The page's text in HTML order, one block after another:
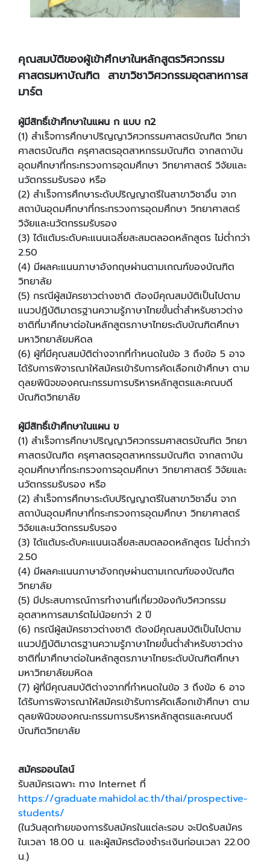
คุณสมบัติของผู้เข้าศึกษาในหลักสูตรวิศวกรรม
ศาสตรมหาบัณฑิต สาขาวิชาวิศวกรรมอุตสาหการส
มาร์ต
ผู้มีสิทธิ์เข้าศึกษาในแผน ก แบบ ก2
(1) สำเร็จการศึกษาปริญญาวิศวกรรมศาสตรบัณฑิต วิทยา
ศาสตรบัณฑิต ครุศาสตรอุตสาหกรรมบัณฑิต จากสถาบัน
อุดมศึกษาที่กระทรวงการอุดมศึกษา วิทยาศาสตร์ วิจัยและ
นวัตกรรมรับรอง หรือ
(2) สำเร็จการศึกษาระดับปริญญาตรีในสาขาวิชาอื่น จาก
สถาบันอุดมศึกษาที่กระทรวงการอุดมศึกษา วิทยาศาสตร์
วิจัยและนวัตกรรมรับรอง
(3) ได้แต้มระดับคะแนนเฉลี่ยสะสมตลอดหลักสูตร ไม่ต่ำกว่า
2.50
(4) มีผลคะแนนภาษาอังกฤษผ่านตามเกณฑ์ของบัณฑิต
วิทยาลัย
(5) กรณีผู้สมัครชาวต่างชาติ ต้องมีคุณสมบัติเป็นไปตาม
แนวปฏิบัติมาตรฐานความรู้ภาษาไทยขั้นต่ำสำหรับชาวต่าง
ชาติที่มาศึกษาต่อในหลักสูตรภาษาไทยระดับบัณฑิตศึกษา
มหาวิทยาลัยมหิดล
(6) ผู้ที่มีคุณสมบัติต่างจากที่กำหนดในข้อ 3 ถึงข้อ 5 อาจ
ได้รับการพิจารณาให้สมัครเข้ารับการคัดเลือกเข้าศึกษา ตาม
ดุลยพินิจของคณะกรรมการบริหารหลักสูตรและคณบดี
บัณฑิตวิทยาลัย
ผู้มีสิทธิ์เข้าศึกษาในแผน ข
(1) สำเร็จการศึกษาปริญญาวิศวกรรมศาสตรบัณฑิต วิทยา
ศาสตรบัณฑิต ครุศาสตรอุตสาหกรรมบัณฑิต จากสถาบัน
อุดมศึกษาที่กระทรวงการอุดมศึกษา วิทยาศาสตร์ วิจัยและ
นวัตกรรมรับรอง หรือ
(2) สำเร็จการศึกษาระดับปริญญาตรีในสาขาวิชาอื่น จาก
สถาบันอุดมศึกษาที่กระทรวงการอุดมศึกษา วิทยาศาสตร์
วิจัยและนวัตกรรมรับรอง
(3) ได้แต้มระดับคะแนนเฉลี่ยสะสมตลอดหลักสูตร ไม่ต่ำกว่า
2.50
(4) มีผลคะแนนภาษาอังกฤษผ่านตามเกณฑ์ของบัณฑิต
วิทยาลัย
(5) มีประสบการณ์การทำงานที่เกี่ยวข้องกับวิศวกรรม
อุตสาหการสมาร์ตไม่น้อยกว่า 2 ปี
(6) กรณีผู้สมัครชาวต่างชาติ ต้องมีคุณสมบัติเป็นไปตาม
แนวปฏิบัติมาตรฐานความรู้ภาษาไทยขั้นต่ำสำหรับชาวต่าง
ชาติที่มาศึกษาต่อในหลักสูตรภาษาไทยระดับบัณฑิตศึกษา
มหาวิทยาลัยมหิดล
(7) ผู้ที่มีคุณสมบัติต่างจากที่กำหนดในข้อ 3 ถึงข้อ 6 อาจ
ได้รับการพิจารณาให้สมัครเข้ารับการคัดเลือกเข้าศึกษา ตาม
ดุลยพินิจของคณะกรรมการบริหารหลักสูตรและคณบดี
บัณฑิตวิทยาลัย
สมัครออนไลน์
รับสมัครเฉพาะ ทาง Internet ที่
https://graduate.mahidol.ac.th/thai/prospective-
students/
(ในวันสุดท้ายของการรับสมัครในแต่ละรอบ จะปิดรับสมัคร
ในเวลา 18.00 น. และผู้สมัครต้องชำระเงินก่อนเวลา 22.00
น.)